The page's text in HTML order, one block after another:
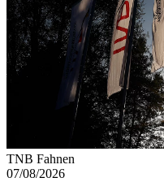
TNB Fahnen
07/08/2026